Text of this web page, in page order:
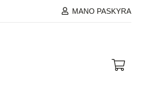
MANO PASKYRA